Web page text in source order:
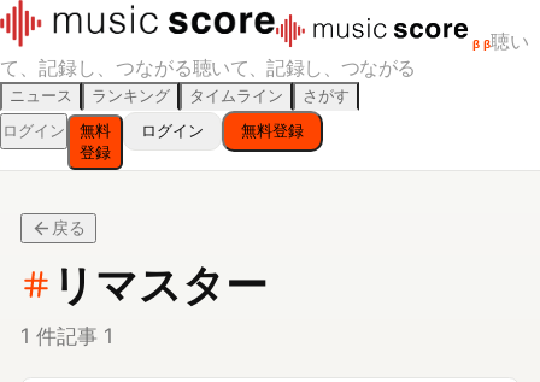
β β聴い
て、記録し、つながる聴いて、記録し、つながる
ニュース ランキング タイムライン
さがす
ログイン
無料
登録
ログイン 無料登録
戻る
リマスター
記事